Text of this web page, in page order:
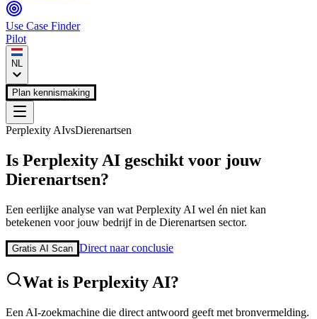
Use Case Finder
Pilot
NL
Plan kennismaking
Perplexity AIvsDierenartsen
Is Perplexity AI geschikt voor jouw
Dierenartsen?
Een eerlijke analyse van wat Perplexity AI wel én niet kan
betekenen voor jouw bedrijf in de Dierenartsen sector.
Gratis AI Scan Direct naar conclusie
Wat is Perplexity AI?
Een AI-zoekmachine die direct antwoord geeft met bronvermelding.